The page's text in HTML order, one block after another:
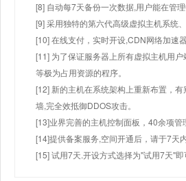
[8] 自动每7天备份一次数据,用户能在管
[9] 采用独特的第六代高级虚拟主机系统
[10] 在线支付，实时开设,CDN网络加速
[11] 为了保证服务器上所有虚拟主机用
等极为占用资源的程序。
[12] 新的主机在系统架构上重新布置，
墙,完全效抵御DDOS攻击。
[13]业界完善的主机控制面板，40余项
[14]提供备案服务,空间开通后，请于7天
[15] 试用7天.开设方式选择为"试用7天"即